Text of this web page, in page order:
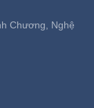
Chương, Nghệ